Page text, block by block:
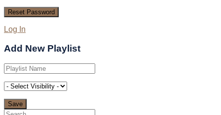
Log In
Add New Playlist